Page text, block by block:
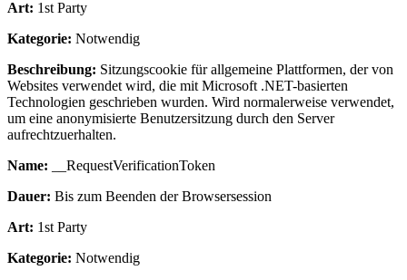
Art: 1st Party
Kategorie: Notwendig
Beschreibung: Sitzungscookie für allgemeine Plattformen, der von
Websites verwendet wird, die mit Microsoft .NET-basierten
Technologien geschrieben wurden. Wird normalerweise verwendet,
um eine anonymisierte Benutzersitzung durch den Server
aufrechtzuerhalten.
Name: __RequestVerificationToken
Dauer: Bis zum Beenden der Browsersession
Art: 1st Party
Kategorie: Notwendig